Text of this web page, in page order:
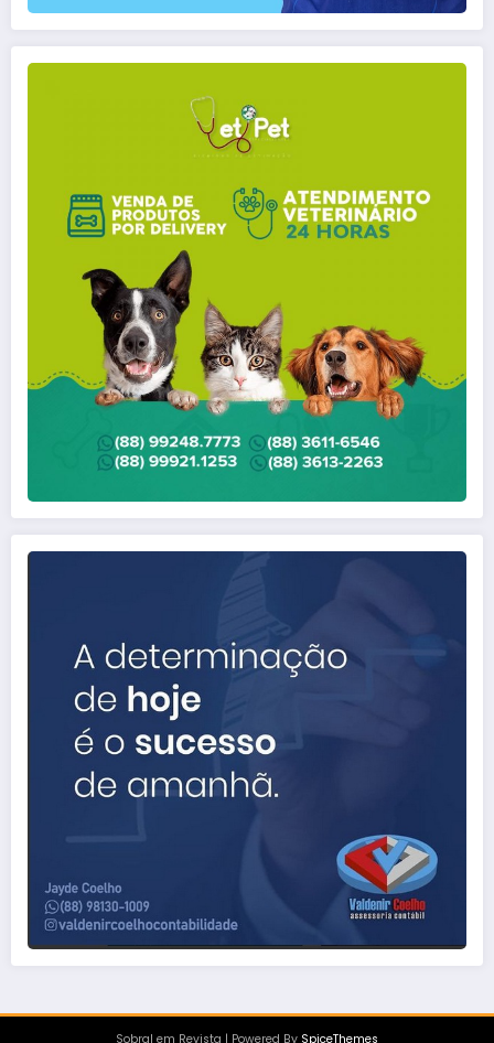
Sobral em Revista | Powered By SpiceThemes